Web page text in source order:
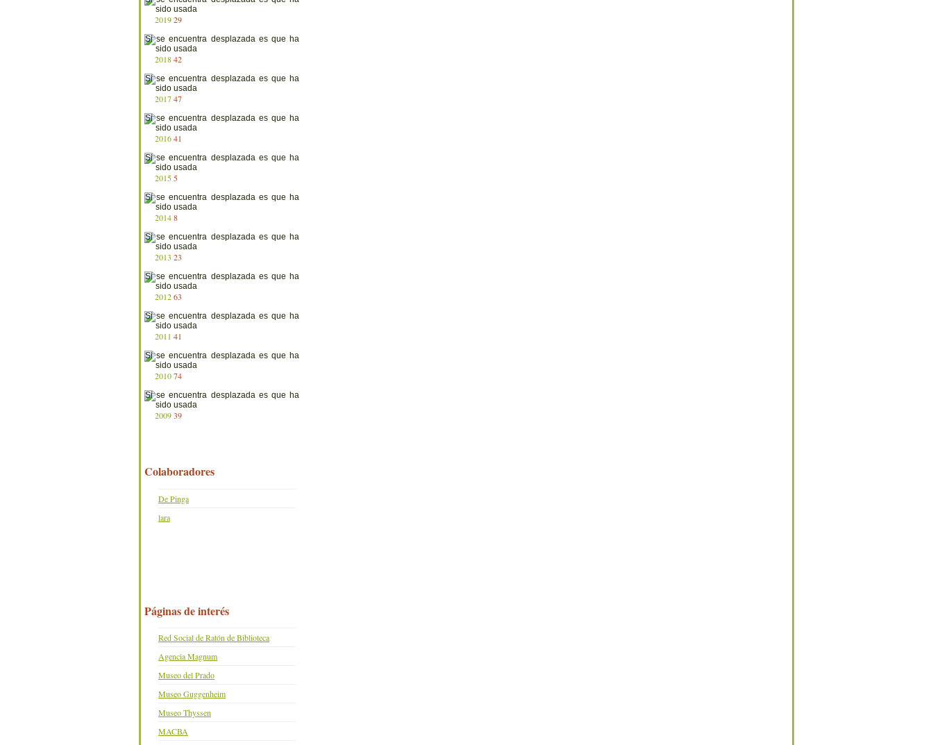
201929
201842
201747
201641
2015 5
20148
2013 23
201263
2011 41
201074
200939
Colaboradores
De Pinga
lara
Páginas de interés
Red Social de Ratón de Biblioteca
Agencia Magnum
Museo del Prado
Museo Guggenheim
Museo Thyssen
MACBA